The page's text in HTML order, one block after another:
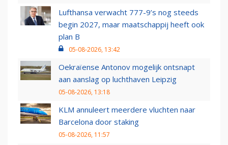
Lufthansa verwacht 777-9’s nog steeds
begin 2027, maar maatschappij heeft ook
plan B
05-08-2026, 13:42
Oekraïense Antonov mogelijk ontsnapt
aan aanslag op luchthaven Leipzig
05-08-2026, 13:18
KLM annuleert meerdere vluchten naar
Barcelona door staking
05-08-2026, 11:57